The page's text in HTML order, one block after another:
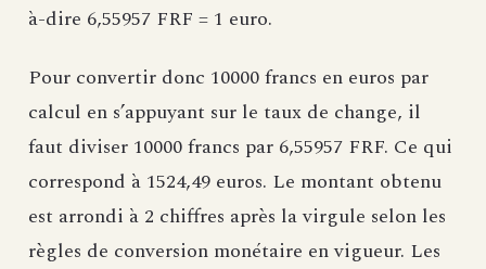
à-dire 6,55957 FRF = 1 euro.
Pour convertir donc 10000 francs en euros par
calcul en s’appuyant sur le taux de change, il
faut diviser 10000 francs par 6,55957 FRF. Ce qui
correspond à 1524,49 euros. Le montant obtenu
est arrondi à 2 chiffres après la virgule selon les
règles de conversion monétaire en vigueur. Les